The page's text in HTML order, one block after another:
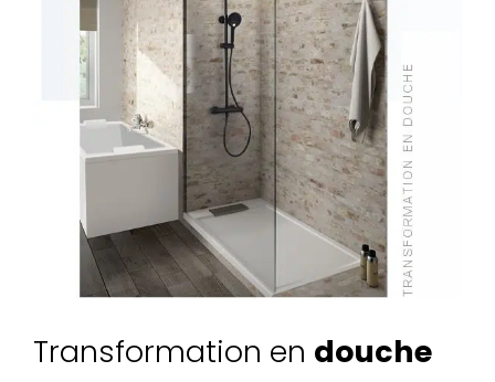
Transformation en douche